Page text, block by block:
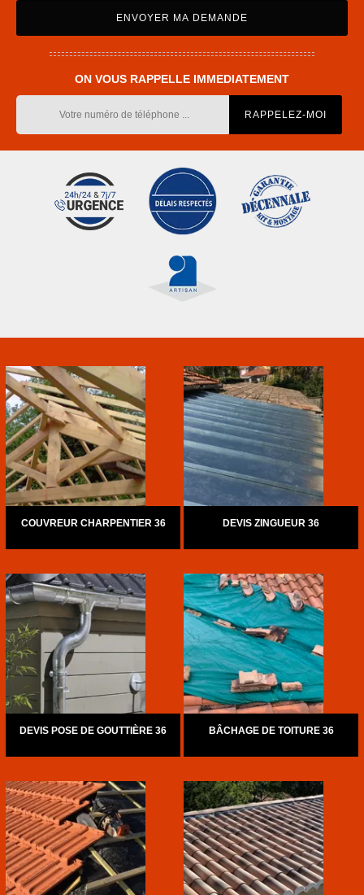
ON VOUS RAPPELLE IMMEDIATEMENT
COUVREUR CHARPENTIER 36 DEVIS ZINGUEUR 36
DEVIS POSE DE GOUTTIÈRE 36 BÂCHAGE DE TOITURE 36